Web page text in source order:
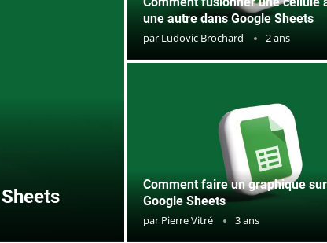
une autre dans Google Sheets
par Ludovic Brochard 2 ans
Comment faire un graphique sur
Google Sheets
par Pierre Vitré 3 ans